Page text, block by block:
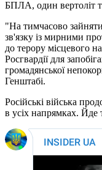
БПЛА, один вертоліт
"На тимчасово
зв'язку із мирними
до терору місцевого
Росгвардії для
громадянської
Генштабі.
Російські війська
в усіх напрямках. Йде